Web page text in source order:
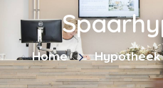
Home Hypotheek